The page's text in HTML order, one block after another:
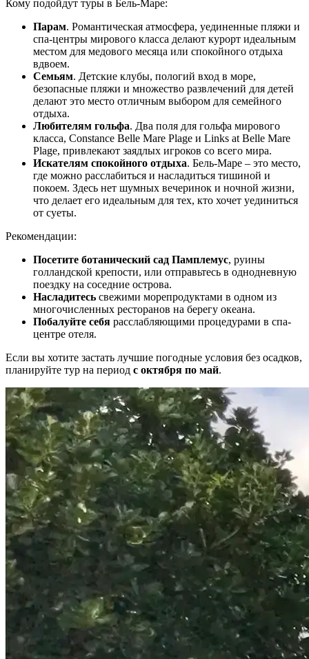
Кому подойдут туры в Бель-Маре:
Парам. Романтическая атмосфера, уединенные пляжи и
спа-центры мирового класса делают курорт идеальным
местом для медового месяца или спокойного отдыха
вдвоем.
Семьям. Детские клубы, пологий вход в море,
безопасные пляжи и множество развлечений для детей
делают это место отличным выбором для семейного
отдыха.
Любителям гольфа. Два поля для гольфа мирового
класса, Constance Belle Mare Plage и Links at Belle Mare
Plage, привлекают заядлых игроков со всего мира.
Искателям спокойного отдыха. Бель-Маре – это место,
где можно расслабиться и насладиться тишиной и
покоем. Здесь нет шумных вечеринок и ночной жизни,
что делает его идеальным для тех, кто хочет уединиться
от суеты.
Рекомендации:
Посетите ботанический сад Памплемус, руины
голландской крепости, или отправьтесь в однодневную
поездку на соседние острова.
Насладитесь свежими морепродуктами в одном из
многочисленных ресторанов на берегу океана.
Побалуйте себя расслабляющими процедурами в спа-
центре отеля.
Если вы хотите застать лучшие погодные условия без осадков,
планируйте тур на период с октября по май.